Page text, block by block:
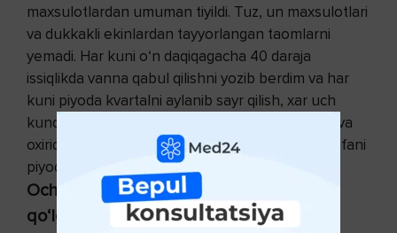
maxsulotlardan umuman tiyildi. Tuz, un maxsulotlari
va dukkakli ekinlardan tayyorlangan taomlarni
yemadi. Har kuni o‘n daqiqagacha 40 daraja
issiqlikda vanna qabul qilishni yozib berdim va har
kuni piyoda kvartalni aylanib sayr qilish, xar uch
kundan keyin esa bir kvartaldan, qushib borish va
oxirida doimiiy ravishda xar kuni 9 kilometr masofani
piyoda yurishni tavsiya etdim.
Ochlik, parxez va jismoniy mashqlar bilan
qo‘lga kiritilgan g‘alaba